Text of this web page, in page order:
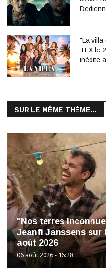
"La
TFX le
inédite
SUR LE MÊME THÈME...
"Nos terres
Jeanfi Janssens sur
août 2026
06 août 2026 - 16:28